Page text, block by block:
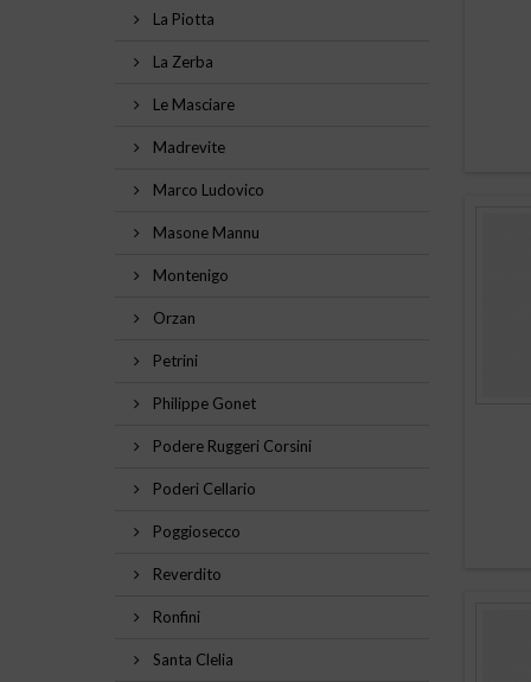
La Piotta
La Zerba
Le Masciare
Madrevite
Marco Ludovico
Masone Mannu
Montenigo
Orzan
Petrini
Philippe Gonet
Podere Ruggeri Corsini
Poderi Cellario
Poggiosecco
Reverdito
Ronfini
Santa Clelia